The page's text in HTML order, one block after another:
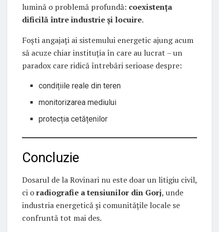
lumină o problemă profundă: coexistența
dificilă între industrie și locuire.
Foști angajați ai sistemului energetic ajung acum
să acuze chiar instituția în care au lucrat – un
paradox care ridică întrebări serioase despre:
condițiile reale din teren
monitorizarea mediului
protecția cetățenilor
Concluzie
Dosarul de la Rovinari nu este doar un litigiu civil,
ci oradiografie a tensiunilor din Gorj, unde
industria energetică și comunitățile locale se
confruntă tot mai des.